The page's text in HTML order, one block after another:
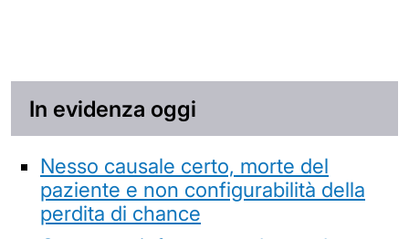
In evidenza oggi
Nesso causale certo, morte del
paziente e non configurabilità della
perdita di chance